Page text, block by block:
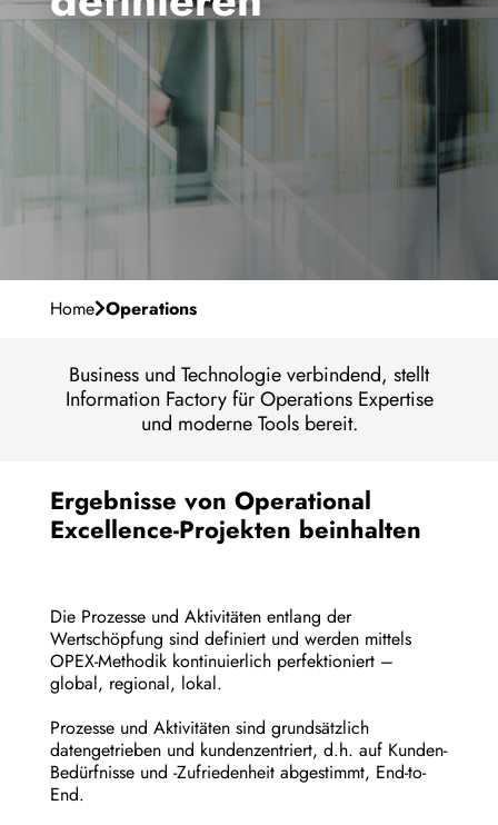
Unser Purpose
Management-Team
Meilensteine
Standorte
Karriere
Warum IF
Persönliche Entwicklung
Offene Stellen
Contact
Home Operations
Business und Technologie verbindend, stellt
Information Factory für Operations Expertise
und moderne Tools bereit.
Ergebnisse von Operational
Excellence-Projekten beinhalten
Die Prozesse und Aktivitäten entlang der
Wertschöpfung sind definiert und werden mittels
OPEX-Methodik kontinuierlich perfektioniert –
global, regional, lokal.
Prozesse und Aktivitäten sind grundsätzlich
datengetrieben und kundenzentriert, d.h. auf Kunden-
Bedürfnisse und -Zufriedenheit abgestimmt, End-to-
End.